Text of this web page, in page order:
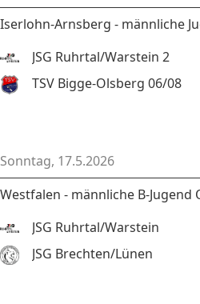
Iserlohn-Arnsberg - männliche
JSG Ruhrtal/Warstein 2
TSV Bigge-Olsberg 06/08
Sonntag, 17.5.2026
Westfalen - männliche B-Jugend
JSG Ruhrtal/Warstein
JSG Brechten/Lünen